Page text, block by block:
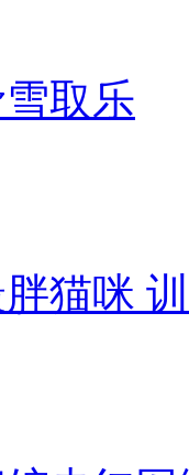
取乐
猫咪